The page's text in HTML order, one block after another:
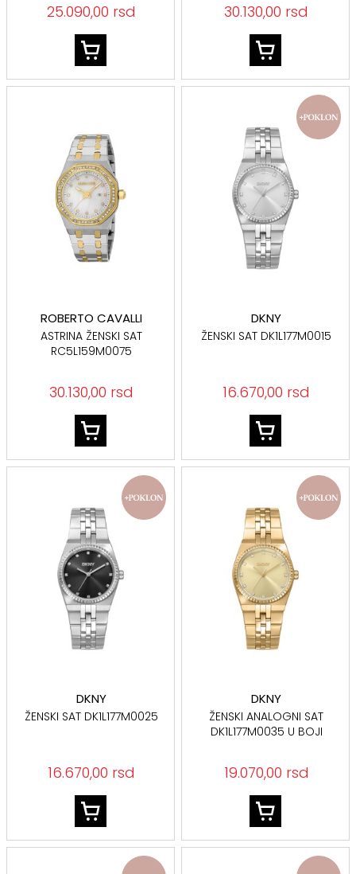
25.090,00 rsd 30.130,00 rsd
ROBERTO CAVALLI
ASTRINA ŽENSKI SAT
RC5L159M0075
30.130,00 rsd
DKNY
ŽENSKI SAT DK1L177M0015
16.670,00 rsd
DKNY
ŽENSKI SAT DK1L177M0025
16.670,00 rsd
DKNY
ŽENSKI ANALOGNI SAT
DK1L177M0035 U BOJI
19.070,00 rsd